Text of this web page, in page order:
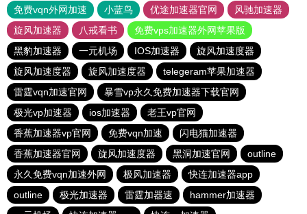
免费vqn外网加速
小蓝鸟 优途加速器官网
风驰加速器
旋风加速器
八戒看书
免费vps加速器外网苹果版
黑豹加速器
一元机场 IOS加速器
旋风加速度器
旋风加速度器
旋风加速度器
telegeram苹果加速器
雷霆vqn加速官网
暴雪vp永久免费加速器下载官网
极光vp加速器
ios加速器
老王vp官网
香蕉加速器vp官网
免费vqn加速
闪电猫加速器
香蕉加速器官网
旋风加速度器 黑洞加速官网
outline
永久免费vqn加速外网
极风加速器
快连加速器app
outline
极光加速器 雷霆加器速
hammer加速器